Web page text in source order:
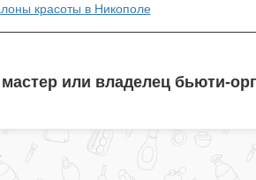
красоты в Никополе
или владелец бьюти-